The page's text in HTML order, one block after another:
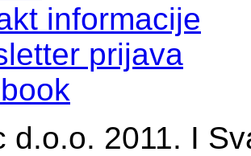
informacije
prijava
d.o.o. 2011. I